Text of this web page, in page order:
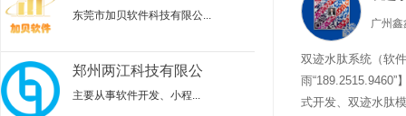
东莞市加贝软件科技有限公...
郑州两江科技有限公
主要从事‌软件开发、小程...
双迹水肽系统（软
雨“189.2515.9460”
式开发、双迹水肽